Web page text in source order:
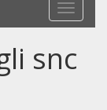
T
o
g
l
snc